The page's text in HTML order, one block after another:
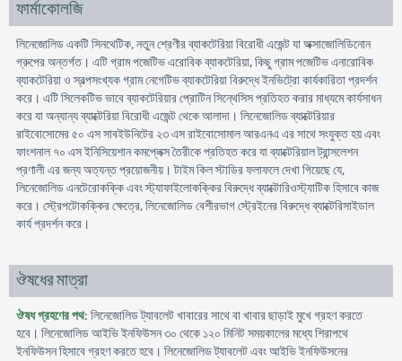
ফার্মাকোলজি
লিনেজোলিড একটি সিনথেটিক, নতুন শ্রেণীর ব্যাকটেরিয়া বিরোধী এজেন্ট যা অক্সাজোলিডিনোন
গ্রুপের অন্তর্গত। এটি গ্রাম পজেটিভ এরোবিক ব্যাকটেরিয়া, কিছু গ্রাম পজেটিভ এনারোবিক
ব্যাকটেরিয়া ও স্বল্পসংখ্যক গ্রাম নেগেটিভ ব্যাকটেরিয়া বিরুদ্ধে ইনভিট্রো কার্যকারিতা প্রদর্শন
করে। এটি সিলেকটিভ ভাবে ব্যাকটেরিয়ার প্রোটিন সিন্থেসিস প্রতিহত করার মাধ্যমে কার্যসাধন
করে যা অন্যান্য ব্যাক্টেরিয়া বিরোধী এজেন্ট থেকে আলাদা। লিনেজোলিড ব্যাক্টেরিয়ার
রাইবোসোমের ৫০ এস সাবইউনিটের ২৩ এস রাইবোসোমাল আরএনএ এর সাথে সংযুক্ত হয় এবং
ফাংশনাল ৭০ এস ইনিসিয়েশান কমপ্লেক্স তৈরীকে প্রতিহত করে যা ব্যাক্টেরিয়াল ট্রান্সলেশন
প্রণালী এর জন্য অত্যন্ত প্রয়োজনীয়। টাইম কিল স্টাডির ফলাফলে দেখা গিয়েছে যে,
লিনেজোলিড এনটেরোকক্কি এবং স্ট্যাফাইলোকক্কির বিরুদ্ধে ব্যাক্টোরিওস্ট্যাটিক হিসাবে কাজ
করে। স্ট্রেপটোকক্কির ক্ষেত্রে, লিনেজোলিড বেশীরভাগ স্ট্রেইনের বিরুদ্ধে ব্যাক্টেরিসাইডাল
কার্য প্রদর্শন করে।
ঔষধের মাত্রা
ঔষধ গ্রহণের পথ: লিনেজোলিড ট্যাবলেট খাবারের সাথে বা খাবার ছাড়াই মুখে গ্রহণ করতে
হবে। লিনেজোলিড আইভি ইনফিউসন ৩০ থেকে ১২০ মিনিট সময়কালের মধ্যে শিরাপথে
ইনফিউসন হিসাবে গ্রহণ করতে হবে। লিনেজোলিড ট্যাবলেট এবং আইভি ইনফিউসনের